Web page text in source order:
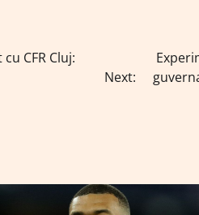
CFR Cluj:
Next: